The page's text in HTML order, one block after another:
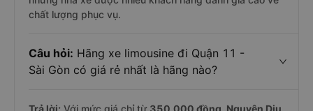
chất lượng phục vụ.
Câu hỏi: Hãng xe limousine đi Quận 11 -
Sài Gòn có giá rẻ nhất là hãng nào?
Trả lời: Với mức giá chỉ từ 350.000 đồng, Nguyên Dịu